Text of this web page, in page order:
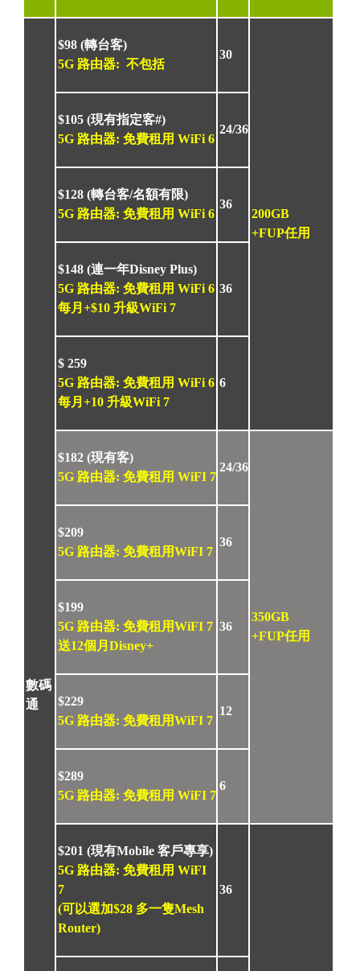
數碼
通
$98 (轉台客)
5G 路由器: 不包括
30
200GB
+FUP任用
$105 (現有指定客#)
5G 路由器: 免費租用 WiFi 6
24/36
$128 (轉台客/名額有限)
5G 路由器: 免費租用 WiFi 6
36
$148 (連一年Disney Plus)
5G 路由器: 免費租用 WiFi 6
每月+$10 升級WiFi 7
36
$ 259
5G 路由器: 免費租用 WiFi 6
每月+10 升級WiFi 7
6
$182 (現有客)
5G 路由器: 免費租用 WiFI 7
24/36
350GB
+FUP任用
$209
5G 路由器: 免費租用WiFI 7
36
$199
5G 路由器: 免費租用WiFI 7
送12個月Disney+
36
$229
5G 路由器: 免費租用WiFI 7
12
$289
5G 路由器: 免費租用 WiFI 7
6
$201 (現有Mobile 客戶專享)
5G 路由器: 免費租用 WiFI
7
(可以選加$28 多一隻Mesh
Router)
36